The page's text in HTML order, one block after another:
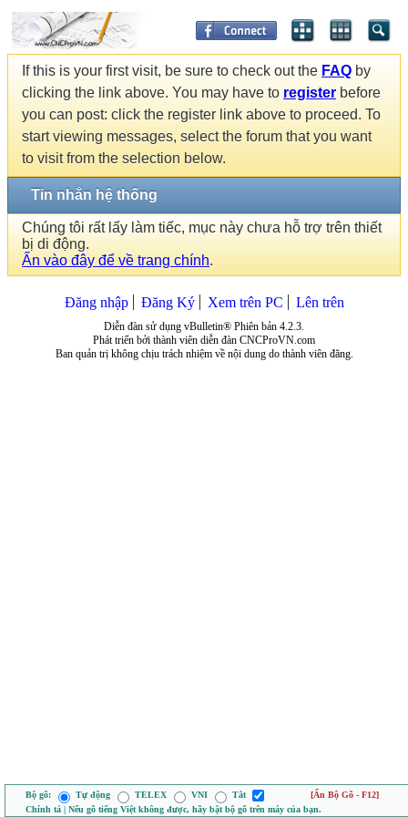
If this is your first visit, be sure to check out the FAQ by
clicking the link above. You may have to register before
you can post: click the register link above to proceed. To
start viewing messages, select the forum that you want
to visit from the selection below.
Tin nhắn hệ thống
Chúng tôi rất lấy làm tiếc, mục này chưa hỗ trợ trên thiết
bị di động.
Ấn vào đây để về trang chính.
Đăng nhập Đăng Ký Xem trên PC Lên trên
Diễn đàn sử dụng vBulletin® Phiên bản 4.2.3.
Phát triển bởi thành viên diễn đàn CNCProVN.com
Ban quản trị không chịu trách nhiệm về nội dung do thành viên đăng.
Bộ gõ: Tự động TELEX VNI Tắt
[Ẩn Bộ Gõ - F12]
Chính tả | Nếu gõ tiếng Việt không được, hãy bật bộ gõ trên máy của bạn.